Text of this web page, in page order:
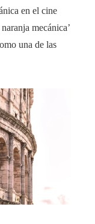
en el cine
mecánica’
una de las